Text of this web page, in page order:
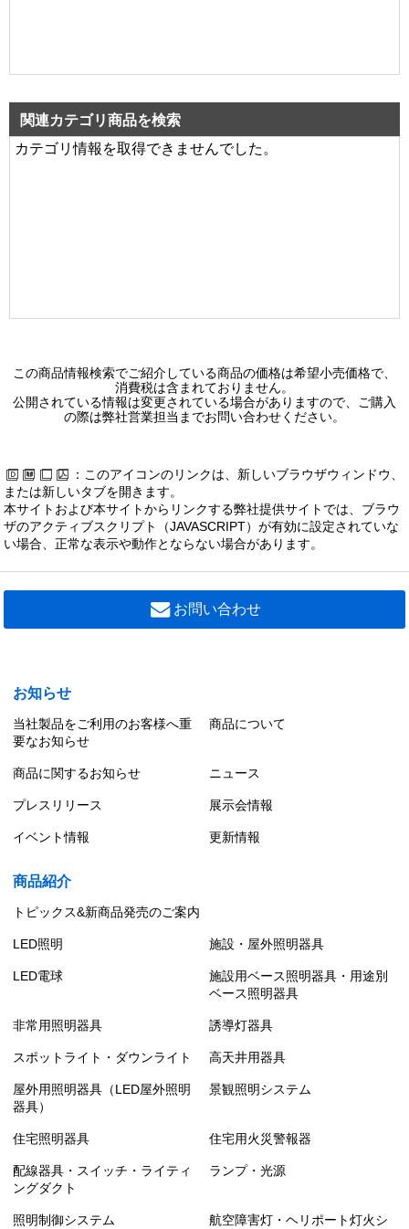
関連カテゴリ商品を検索
カテゴリ情報を取得できませんでした。
この商品情報検索でご紹介している商品の価格は希望小売価格で、
消費税は含まれておりません。
公開されている情報は変更されている場合がありますので、ご購入
の際は弊社営業担当までお問い合わせください。
：このアイコンのリンクは、新しいブラウザウィンドウ、
または新しいタブを開きます。
本サイトおよび本サイトからリンクする弊社提供サイトでは、ブラウ
ザのアクティブスクリプト（JAVASCRIPT）が有効に設定されていな
い場合、正常な表示や動作とならない場合があります。
お問い合わせ
お知らせ
当社製品をご利用のお客様へ重
要なお知らせ
商品について
商品に関するお知らせ ニュース
プレスリリース 展示会情報
イベント情報 更新情報
商品紹介
トピックス&新商品発売のご案内
LED照明 施設・屋外照明器具
LED電球
施設用ベース照明器具・用途別
ベース照明器具
非常用照明器具 誘導灯器具
スポットライト・ダウンライト 高天井用器具
屋外用照明器具（LED屋外照明
器具）
景観照明システム
住宅照明器具 住宅用火災警報器
配線器具・スイッチ・ライティ
ングダクト
ランプ・光源
照明制御システム
航空障害灯・ヘリポート灯火シ